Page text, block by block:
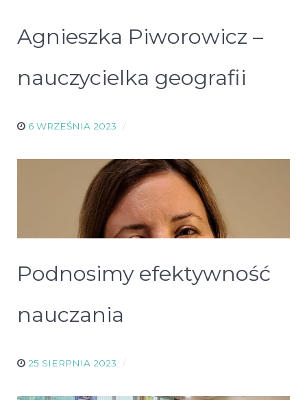
Agnieszka Piworowicz –
nauczycielka geografii
6 WRZEŚNIA 2023
Podnosimy efektywność
nauczania
25 SIERPNIA 2023